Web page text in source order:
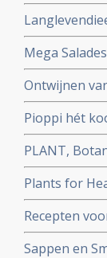
Mega
Ontwijnen
voor een
Pioppi hét
diabetes-2
PLANT,
Auteur:
Plants for
basis van
Recepten
gemakkelijk
Sappen en